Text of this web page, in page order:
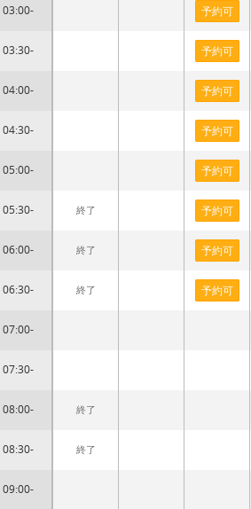
03:00-
03:30-
04:00-
04:30-
05:00-
05:30-
06:00-
06:30-
07:00-
07:30-
08:00-
08:30-
09:00-
終了
終了
終了
終了
終了
予約可
予約可
予約可
予約可
予約可
予約可
予約可
予約可